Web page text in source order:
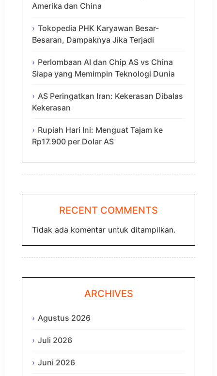
Amerika dan China
Tokopedia PHK Karyawan Besar-
Besaran, Dampaknya Jika Terjadi
Perlombaan AI dan Chip AS vs China
Siapa yang Memimpin Teknologi Dunia
AS Peringatkan Iran: Kekerasan Dibalas
Kekerasan
Rupiah Hari Ini: Menguat Tajam ke
Rp17.900 per Dolar AS
RECENT COMMENTS
Tidak ada komentar untuk ditampilkan.
ARCHIVES
Agustus 2026
Juli 2026
Juni 2026